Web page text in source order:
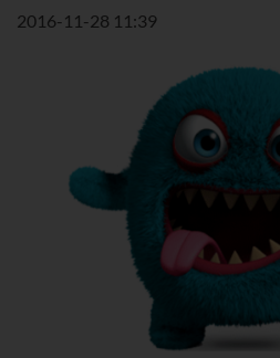
2016-11-28 11:39